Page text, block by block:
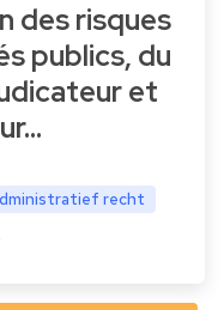
publics, du
et
recht